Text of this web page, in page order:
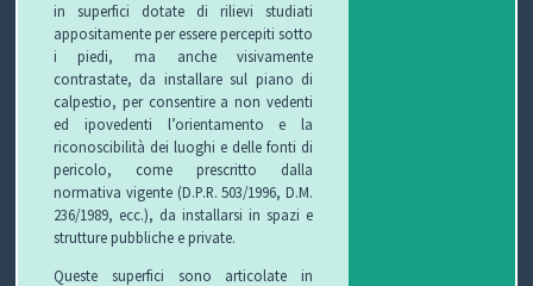
in superfici dotate di rilievi studiati
appositamente per essere percepiti sotto
i piedi, ma anche visivamente
contrastate, da installare sul piano di
calpestio, per consentire a non vedenti
ed ipovedenti l’orientamento e la
riconoscibilità dei luoghi e delle fonti di
pericolo, come prescritto dalla
normativa vigente (D.P.R. 503/1996, D.M.
236/1989, ecc.), da installarsi in spazi e
strutture pubbliche e private.
Queste superfici sono articolate in